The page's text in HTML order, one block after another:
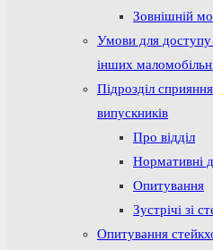
Зовнішній
Умови для доступу
інших
Підрозділ
випускників
Про відділ
Нормативні
Опитування
Зустрічі зі
Опитування